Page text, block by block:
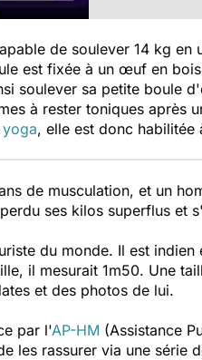
de soulever 14 kg en
est fixée à un œuf en
soulever sa petite boule
à rester toniques après
yoga, elle est donc
de musculation, et un
ses kilos superflus et
du monde. Il est
il mesurait 1m50. Une
et des photos de lui.
par l'AP-HM (Assistance
les rassurer via une série